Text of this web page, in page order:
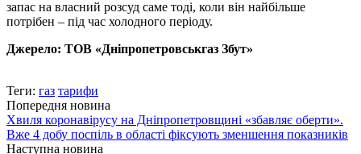
запас на власний розсуд саме тоді, коли він найбільше
потрібен – під час холодного періоду.
Джерело: ТОВ «Дніпропетровськгаз Збут»
Теги: газ тарифи
Попередня новина
Хвиля коронавірусу на Дніпропетровщині «збавляє оберти».
Вже 4 добу поспіль в області фіксують зменшення показників
Наступна новина